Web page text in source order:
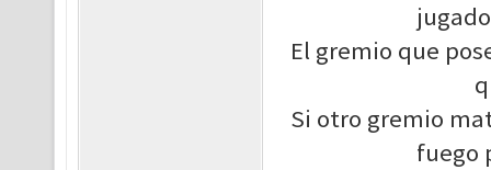
El gremio que
Si otro gremio
fuego